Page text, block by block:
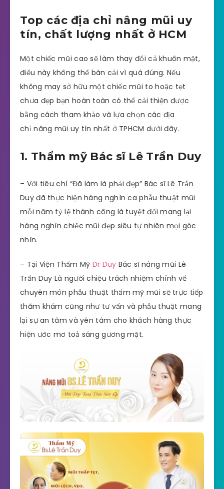
Top các địa chỉ nâng mũi uy
tín, chất lượng nhất ở HCM
Một chiếc mũi cao sẽ làm thay đổi cả khuôn mặt,
điều này không thể bàn cải vì quá đúng. Nếu
không may sở hữu một chiếc mũi to hoặc tẹt
chưa đẹp bạn hoàn toàn có thể cải thiện được
bằng cách tham khảo và lựa chọn các địa
chỉ nâng mũi uy tín nhất ở TPHCM dưới đây.
1. Thẩm mỹ Bác sĩ Lê Trần Duy
– Với tiêu chí “Đã làm là phải đẹp” Bác sĩ Lê Trần
Duy đã thực hiện hàng nghìn ca phẫu thuật mũi
mỗi năm tỷ lệ thành công là tuyệt đối mang lại
hàng nghìn chiếc mũi đẹp siêu tự nhiên mọi góc
nhìn.
– Tại Viện Thẩm Mỹ Dr Duy Bác sĩ nâng mũi Lê
Trần Duy Là người chiệu trách nhiệm chính về
chuyên môn phẫu thuật thẩm mỹ mũi sẽ trực tiếp
thăm khám cũng như tư vấn và phẫu thuật mang
lại sự an tâm và yên tâm cho khách hàng thực
hiện ước mơ toả sáng gương mặt.